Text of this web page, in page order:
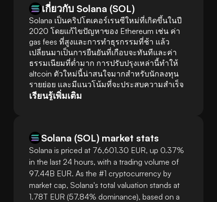
เกี่ยวกับ Solana (SOL)
Solana เป็นคริปโตเคอร์เรนซีใหม่ที่เกิดขึ้นในปี
2020 โดยแก้ไขปัญหาของ Ethereum เช่น ค่า
gas fees ที่สูงและการทำธุรกรรมที่ช้า แล้ว
เปลี่ยนมาเป็นการยืนยันที่เกือบจะทันทีและค่า
ธรรมเนียมที่ต่ำมาก การปรับปรุงเหล่านี้ทำให้
altcoin ตัวใหม่นี้น่าสนใจมากสำหรับนักลงทุน
รายย่อย และมีแนวโน้มที่จะประสบความสำเร็จ
เรียนรู้เพิ่มเติม
Solana (SOL) market stats
Solana is priced at 76,601.30 EUR, up 0.37%
in the last 24 hours, with a trading volume of
97.44B EUR. As the #1 cryptocurrency by
market cap, Solana's total valuation stands at
1.78T EUR (57.84% dominance), based on a